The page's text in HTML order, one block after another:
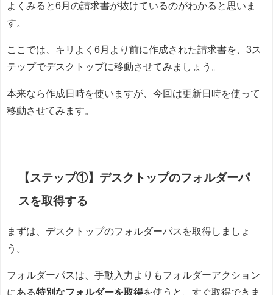
よくみると6月の請求書が抜けているのがわかると思いま
す。
ここでは、キリよく6月より前に作成された請求書を、3ス
テップでデスクトップに移動させてみましょう。
本来なら作成日時を使いますが、今回は更新日時を使って
移動させてみます。
【ステップ①】デスクトップのフォルダーパ
スを取得する
まずは、デスクトップのフォルダーパスを取得しましょ
う。
フォルダーパスは、手動入力よりもフォルダーアクション
にある特別なフォルダーを取得を使うと、すぐ取得できま